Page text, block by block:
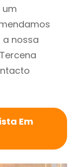
nossa
Em